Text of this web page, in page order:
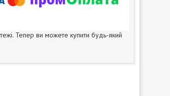
Тепер ви можете купити будь-який